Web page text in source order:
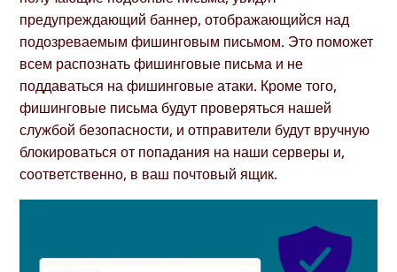
предупреждающий баннер, отображающийся над
подозреваемым фишинговым письмом. Это поможет
всем распознать фишинговые письма и не
поддаваться на фишинговые атаки. Кроме того,
фишинговые письма будут проверяться нашей
службой безопасности, и отправители будут вручную
блокироваться от попадания на наши серверы и,
соответственно, в ваш почтовый ящик.